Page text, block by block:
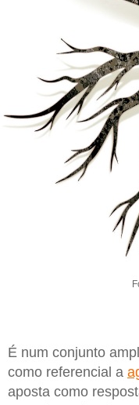
É num conjunto
como referencial a
aposta como